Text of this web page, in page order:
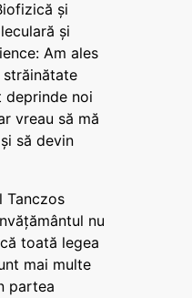
și
și
Am ales
deprinde noi
vreau să mă
să devin
Tanczos
nu
toată legea
mai multe
partea